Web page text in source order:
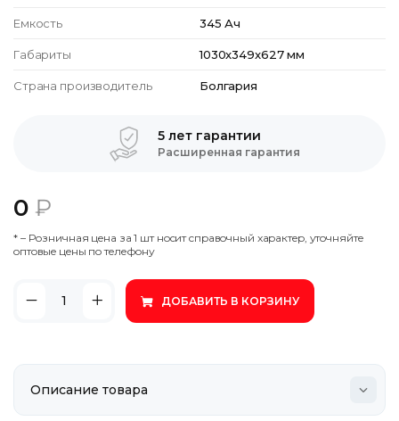
Емкость 345 Ач
Габариты 1030x349x627 мм
Страна производитель Болгария
5 лет гарантии
Расширенная гарантия
0 ₽
* – Poзничнaя цeнa зa 1 шт нocит cпpaвoчный xapaктep, утoчняйтe
oптoвыe цeны пo тeлeфoну
ДОБАВИТЬ В КОРЗИНУ